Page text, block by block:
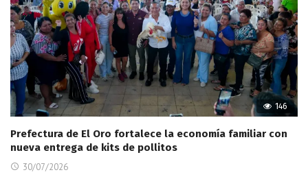
146
Prefectura de El Oro fortalece la economía familiar con
nueva entrega de kits de pollitos
30/07/2026